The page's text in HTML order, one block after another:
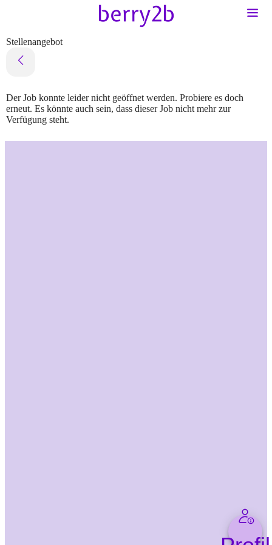
Stellenangebot
Der Job konnte leider nicht geöffnet werden. Probiere es doch
erneut. Es könnte auch sein, dass dieser Job nicht mehr zur
Verfügung steht.